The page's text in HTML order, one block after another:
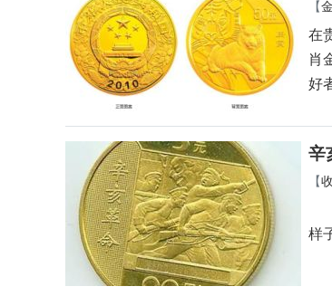
【
在
肖
好
辛
【
样